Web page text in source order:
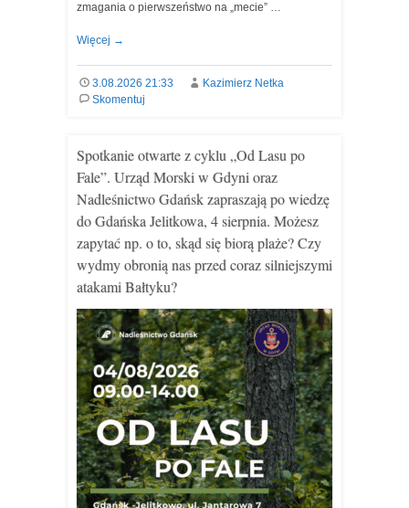
zmagania o pierwszeństwo na „mecie” …
Więcej →
3.08.2026 21:33
Kazimierz Netka
Skomentuj
Spotkanie otwarte z cyklu „Od Lasu po
Fale”. Urząd Morski w Gdyni oraz
Nadleśnictwo Gdańsk zapraszają po wiedzę
do Gdańska Jelitkowa, 4 sierpnia. Możesz
zapytać np. o to, skąd się biorą plaże? Czy
wydmy obronią nas przed coraz silniejszymi
atakami Bałtyku?